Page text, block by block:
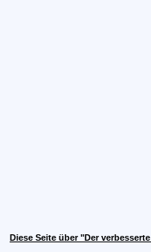
Diese Seite über "Der